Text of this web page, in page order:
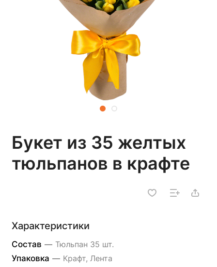
Букет из 35 желтых
тюльпанов в крафте
Характеристики
Состав — Тюльпан 35 шт.
Упаковка — Крафт, Лента